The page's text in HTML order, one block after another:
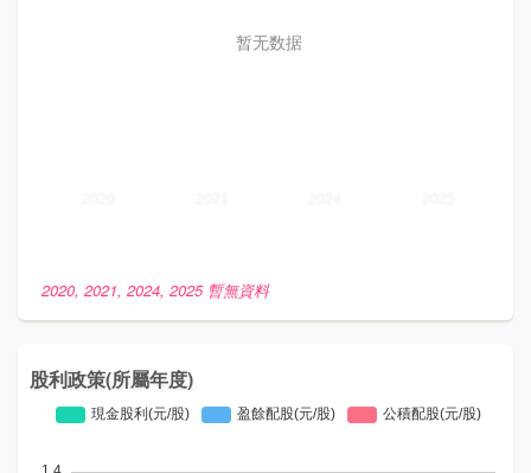
暂无数据
2020, 2021, 2024, 2025 暫無資料
股利政策(所屬年度)